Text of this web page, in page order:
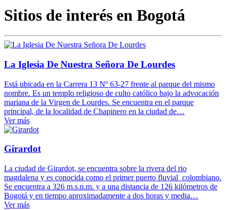
Sitios de interés en Bogotá
La Iglesia De Nuestra Señora De Lourdes
Está ubicada en la Carrera 13 Nº 63-27 frente al parque del mismo
nombre. Es un templo religioso de culto católico bajo la advocación
mariana de la Virgen de Lourdes. Se encuentra en el parque
principal, de la localidad de Chapinero en la ciudad de…
Ver más
Girardot
La ciudad de Girardot, se encuentra sobre la rivera del rio
magdalena y es conocida como el primer puerto fluvial colombiano.
Se encuentra a 326 m.s.n.m. y a una distancia de 126 kilómetros de
Bogotá y en tiempo aproximadamente a dos horas y media…
Ver más